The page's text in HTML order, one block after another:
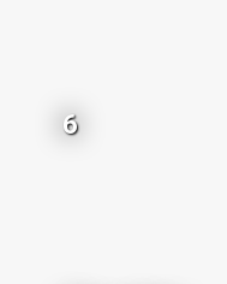
6